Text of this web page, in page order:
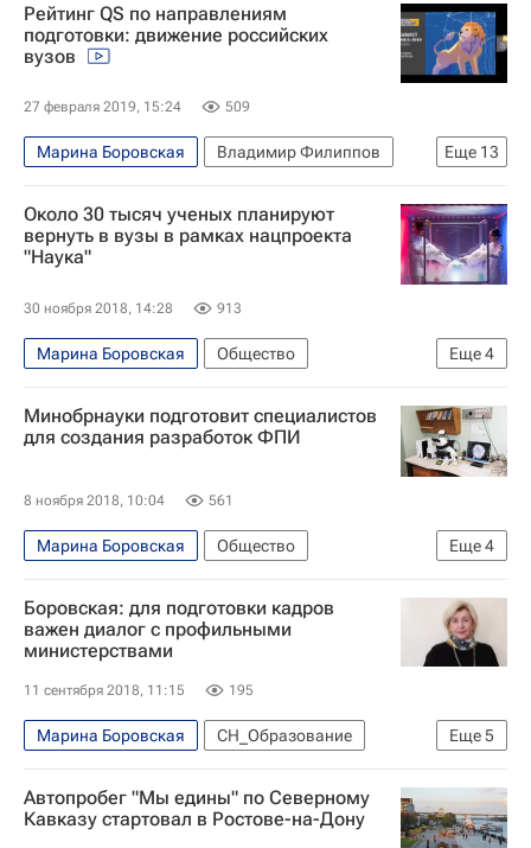
Рейтинг QS по направлениям
подготовки: движение российских
вузов
27 февраля 2019, 15:24 509
Еще 13
Марина Боровская
Владимир Филиппов
МИСиС
Высшая школа экономики (ВШЭ)
МГУ имени М. В. Ломоносова
Ярослав Кузьминов
РЭУ имени Г. В. Плеханова
СН_Образование
Виктор Кокшаров
Алевтина Черникова
QS
Навигатор абитуриента
Министерство науки и высшего образования РФ (Минобрнауки России)
Около 30 тысяч ученых планируют
вернуть в вузы в рамках нацпроекта
"Наука"
30 ноября 2018, 14:28 913
Еще4
Марина Боровская
Общество
Наука в университете
Наука
Министерство науки и высшего образования РФ (Минобрнауки России)
Минобрнауки подготовит специалистов
для создания разработок ФПИ
8 ноября 2018, 10:04 561
Еще4
Марина Боровская
Общество
СН_Образование
Фонд перспективных исследований
Россия
Боровская: для подготовки кадров
важен диалог с профильными
министерствами
11 сентября 2018, 11:15 195
Еще5
Марина Боровская
СН_Образование
Восточный экономический форум-2018
Владивосток
Социальный навигатор
Автопробег "Мы едины" по Северному
Кавказу стартовал в Ростове-на-Дону